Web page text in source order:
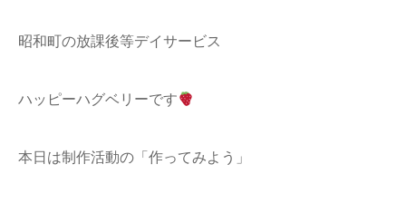
昭和町の放課後等デイサービス
ハッピーハグベリーです
本日は制作活動の「作ってみよう」